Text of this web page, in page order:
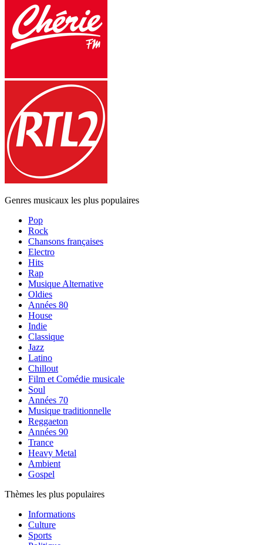
Genres musicaux les plus populaires
Pop
Rock
Chansons françaises
Electro
Hits
Rap
Musique Alternative
Oldies
Années 80
House
Indie
Classique
Jazz
Latino
Chillout
Film et Comédie musicale
Soul
Années 70
Musique traditionnelle
Reggaeton
Années 90
Trance
Heavy Metal
Ambient
Gospel
Thèmes les plus populaires
Informations
Culture
Sports